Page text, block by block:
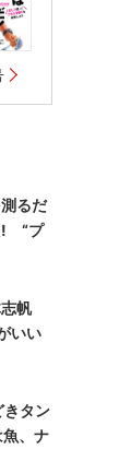
るだ
! “プ
志帆
いい
きタン
、ナ